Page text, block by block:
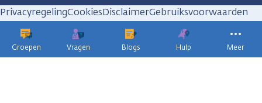
Groepen Vragen Blogs Hulp Meer
PrivacyregelingCookiesDisclaimerGebruiksvoorwaarden
Huisregels